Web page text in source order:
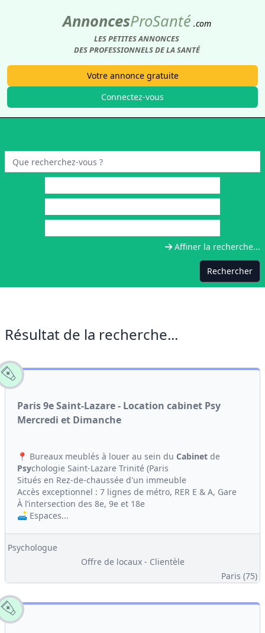
AnnoncesProSanté .com
LES PETITES ANNONCES
DES PROFESSIONNELS DE LA SANTÉ
Votre annonce gratuite
Connectez-vous
Affiner la recherche...
Rechercher
Résultat de la recherche...
Paris 9e Saint-Lazare - Location cabinet Psy
Mercredi et Dimanche
📍 Bureaux meublés à louer au sein du Cabinet de
Psychologie Saint-Lazare Trinité (Paris
Situés en Rez-de-chaussée d'un immeuble
Accès exceptionnel : 7 lignes de métro, RER E & A, Gare
À l’intersection des 8e, 9e et 18e
🛋️ Espaces...
Psychologue
Offre de locaux - Clientèle
Paris (75)